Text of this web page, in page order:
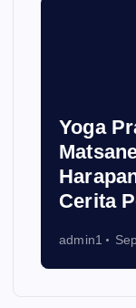
Yoga
Cerita
admin1